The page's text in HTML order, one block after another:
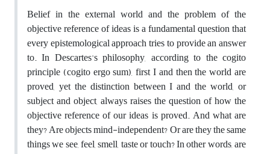
Belief in the external world and the problem of the
objective reference of ideas is a fundamental question that
every epistemological approach tries to provide an answer
to. In Descartes's philosophy, according to the cogito
principle (cogito ergo sum), first I and then the world are
proved, yet the distinction between I and the world, or
subject and object, always raises the question of how the
objective reference of our ideas is proved. And what are
they? Are objects mind-independent? Or are they the same
things we see, feel, smell, taste or touch? In other words, are